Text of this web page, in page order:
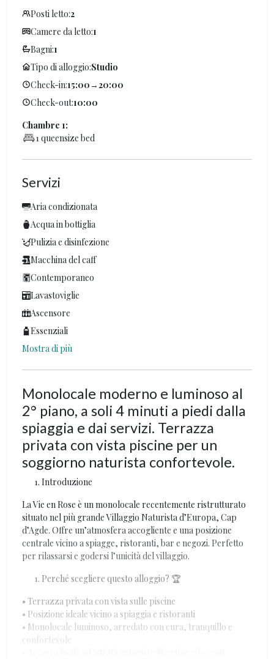
Posti letto:2
Camere da letto:1
Bagni:1
Tipo di alloggio:Studio
Check-in:15:00→20:00
Check-out:10:00
Chambre 1:
1 queensize bed
Servizi
Aria condizionata
Acqua in bottiglia
Pulizia e disinfezione
Macchina del caff
Contemporaneo
Lavastoviglie
Ascensore
Essenziali
Mostra di più
Monolocale moderno e luminoso al
2° piano, a soli 4 minuti a piedi dalla
spiaggia e dai servizi. Terrazza
privata con vista piscine per un
soggiorno naturista confortevole.
Introduzione
La Vie en Rose è un monolocale recentemente ristrutturato
situato nel più grande Villaggio Naturista d’Europa, Cap
d’Agde. Offre un’atmosfera accogliente e una posizione
centrale vicino a spiagge, ristoranti, bar e negozi. Perfetto
per rilassarsi e godersi l’unicità del villaggio.
Perché scegliere questo alloggio? 🏆
• Terrazza privata con vista sulle piscine
• Posizione ideale vicino a spiaggia e ristoranti
• Monolocale luminoso, arredato con cura, tranquillo e
confortevole